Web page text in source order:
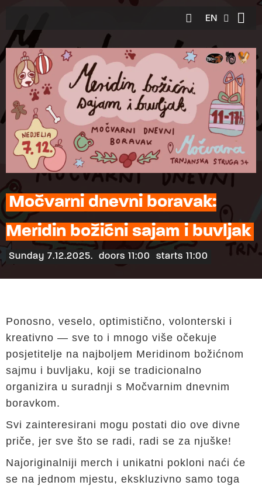
EN
HR
Močvarni dnevni boravak:
Meridin božićni sajam i buvljak
Sunday 7.12.2025. doors 11:00 starts 11:00
Ponosno, veselo, optimistično, volonterski i
kreativno — sve to i mnogo više očekuje
posjetitelje na najboljem Meridinom božićnom
sajmu i buvljaku, koji se tradicionalno
organizira u suradnji s Močvarnim dnevnim
boravkom.
Svi zainteresirani mogu postati dio ove divne
priče, jer sve što se radi, radi se za njuške!
Najoriginalniji merch i unikatni pokloni naći će
se na jednom mjestu, ekskluzivno samo toga